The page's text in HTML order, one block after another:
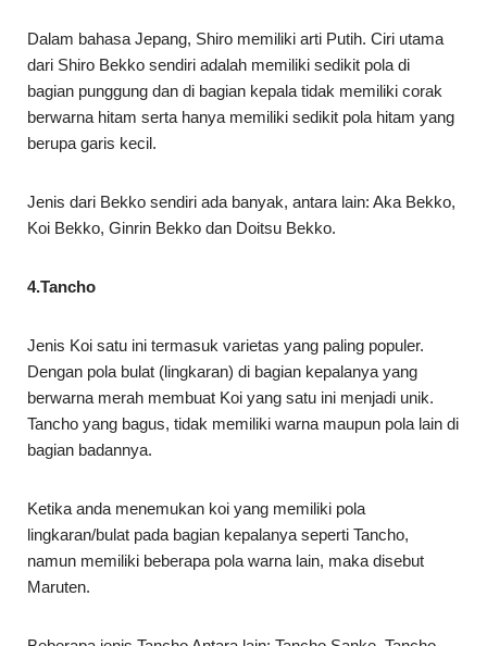
Dalam bahasa Jepang, Shiro memiliki arti Putih. Ciri utama
dari Shiro Bekko sendiri adalah memiliki sedikit pola di
bagian punggung dan di bagian kepala tidak memiliki corak
berwarna hitam serta hanya memiliki sedikit pola hitam yang
berupa garis kecil.
Jenis dari Bekko sendiri ada banyak, antara lain: Aka Bekko,
Koi Bekko, Ginrin Bekko dan Doitsu Bekko.
4.Tancho
Jenis Koi satu ini termasuk varietas yang paling populer.
Dengan pola bulat (lingkaran) di bagian kepalanya yang
berwarna merah membuat Koi yang satu ini menjadi unik.
Tancho yang bagus, tidak memiliki warna maupun pola lain di
bagian badannya.
Ketika anda menemukan koi yang memiliki pola
lingkaran/bulat pada bagian kepalanya seperti Tancho,
namun memiliki beberapa pola warna lain, maka disebut
Maruten.